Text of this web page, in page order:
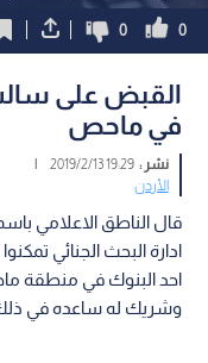
0
0
القبض على
في ماحص
نشر :19:29 2019/2/13
|
الأردن
قال الناطق الاعلامي
ادارة البحث الجنائي
احد البنوك في منطقة
وشريك له ساعده في